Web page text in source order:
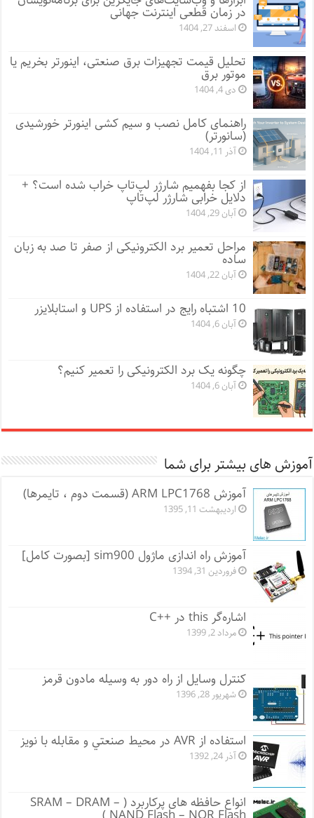
در زمان قطعی اینترنت جهانی
اسفند 27, 1404
تحلیل قیمت تجهیزات برق صنعتی، اینورتر بخریم یا
موتور برق
دی 4, 1404
راهنمای کامل نصب و سیم کشی اینورتر خورشیدی
(سانورتر)
آذر 11, 1404
از کجا بفهمیم شارژر لپ‌تاپ خراب شده است؟ +
دلایل خرابی شارژر لپ‌تاپ
آبان 29, 1404
مراحل تعمیر برد الکترونیکی از صفر تا صد به زبان
ساده
آبان 22, 1404
10 اشتباه رایج در استفاده از UPS و استابلایزر
آبان 6, 1404
چگونه یک برد الکترونیکی را تعمیر کنیم؟
آبان 6, 1404
آموزش های بیشتر برای شما
آموزش ARM LPC1768 (قسمت دوم ، تایمرها)
اردیبهشت 11, 1395
آموزش راه اندازی ماژول sim900 [بصورت کامل]
فروردین 31, 1394
اشاره‌گر this در ++C
مرداد 2, 1399
کنترل وسایل از راه دور به وسیله مادون قرمز
شهریور 28, 1396
اﺳﺘﻔﺎده از AVR در ﻣﺤﻴﻂ ﺻﻨﻌﺘﻲ و ﻣﻘﺎﺑﻠﻪ ﺑﺎ ﻧﻮﻳﺰ
آذر 24, 1392
انواع حافظه های پرکاربرد ( SRAM – DRAM –